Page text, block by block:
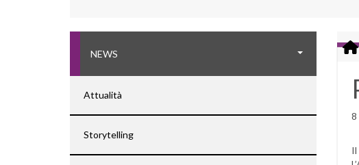
NEWS
Attualità
Storytelling
8
Il